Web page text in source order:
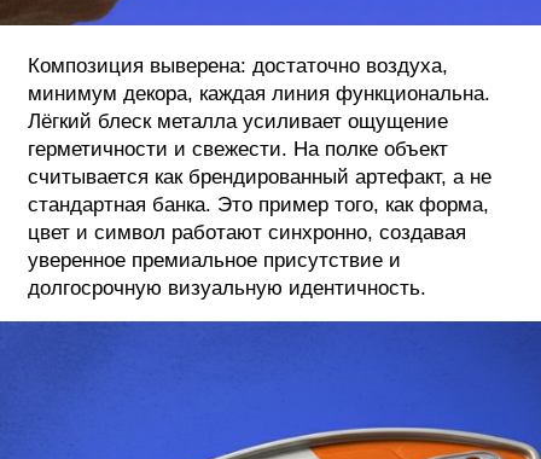
Композиция выверена: достаточно воздуха,
минимум декора, каждая линия функциональна.
Лёгкий блеск металла усиливает ощущение
герметичности и свежести. На полке объект
считывается как брендированный артефакт, а не
стандартная банка. Это пример того, как форма,
цвет и символ работают синхронно, создавая
уверенное премиальное присутствие и
долгосрочную визуальную идентичность.